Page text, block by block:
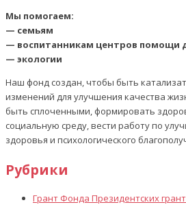
Мы помогаем:
— семьям
— воспитанникам центров помощи
— экологии
Наш фонд создан, чтобы быть
изменений для улучшения качества
быть сплоченными, формировать
социальную среду, вести работу по
здоровья и психологического
Рубрики
Грант Фонда Президентских